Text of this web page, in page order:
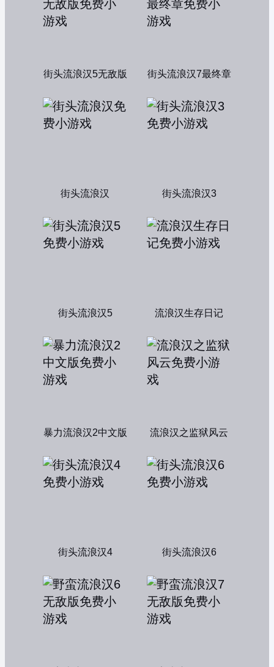
街头流浪汉5无敌版 街头流浪汉7最终章
街头流浪汉 街头流浪汉3
街头流浪汉5 流浪汉生存日记
暴力流浪汉2中文版 流浪汉之监狱风云
街头流浪汉4 街头流浪汉6